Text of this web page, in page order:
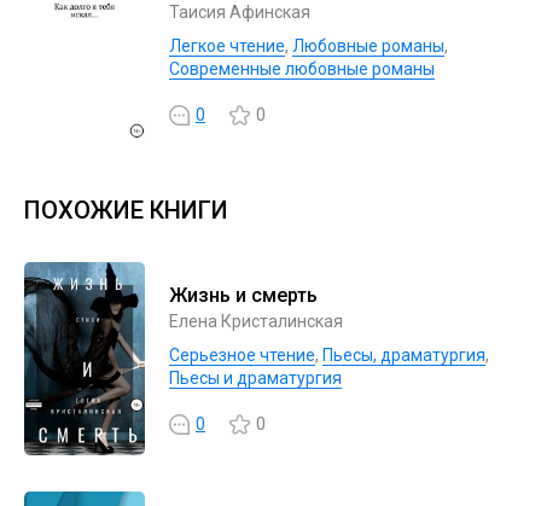
Таисия Афинская
Легкое чтение, Любовные романы,
Современные любовные романы
0 0
ПОХОЖИЕ КНИГИ
Жизнь и смерть
Елена Кристалинская
Серьезное чтение, Пьесы, драматургия,
Пьесы и драматургия
0 0